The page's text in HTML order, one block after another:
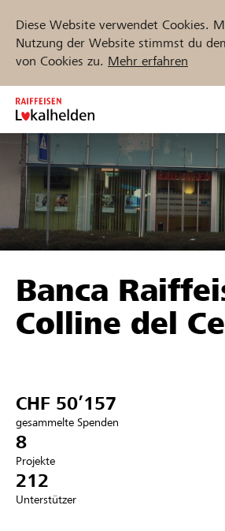
Diese Website verwendet Cookies.
Nutzung der Website stimmst du
von Cookies zu. Mehr erfahren
Zum
Inhalt
springen
Unterstützen
Hilfe & Support
Anmelden
Projekte und Organisationen finden
Jetzt starten
Banca
Colline del
CHF 50’157
gesammelte Spenden
8
Projekte
212
Unterstützer